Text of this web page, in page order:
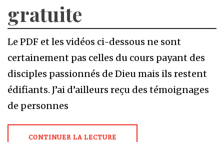
gratuite
Le PDF et les vidéos ci-dessous ne sont
certainement pas celles du cours payant des
disciples passionnés de Dieu mais ils restent
édifiants. J’ai d’ailleurs reçu des témoignages
de personnes
CONTINUER LA LECTURE